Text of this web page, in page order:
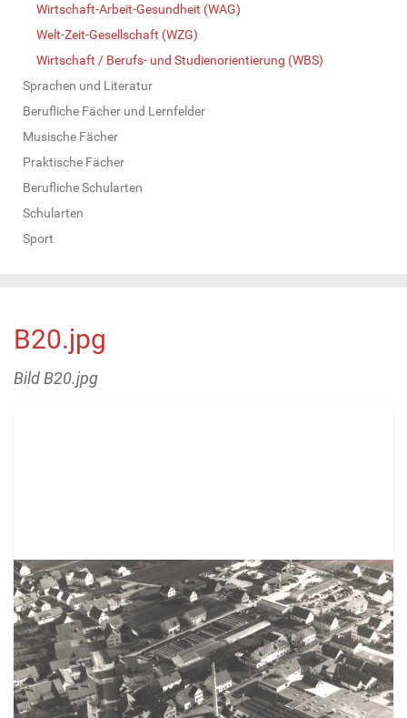
Wirtschaft-Arbeit-Gesundheit (WAG)
Welt-Zeit-Gesellschaft (WZG)
Wirtschaft / Berufs- und Studienorientierung (WBS)
Sprachen und Literatur
Berufliche Fächer und Lernfelder
Musische Fächer
Praktische Fächer
Berufliche Schularten
Schularten
Sport
B20.jpg
Bild B20.jpg